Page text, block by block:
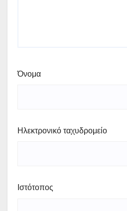
Όνομα
Ηλεκτρονικό ταχυδρομείο
Ιστότοπος